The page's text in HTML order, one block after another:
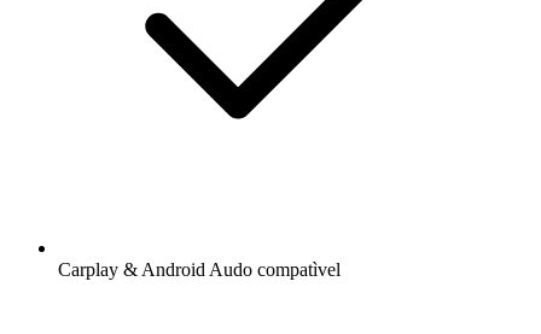
Carplay & Android Audo compatìvel